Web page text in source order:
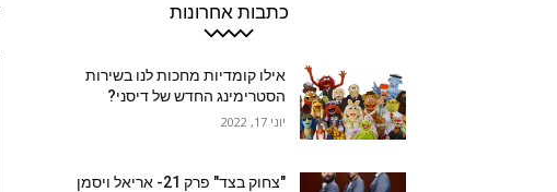
כתבות אחרונות
אילו קומדיות מחכות לנו בשירות
הסטרימינג החדש של דיסני?
יוני 17, 2022
"צחוק בצד" פרק 21- אריאל ויסמן